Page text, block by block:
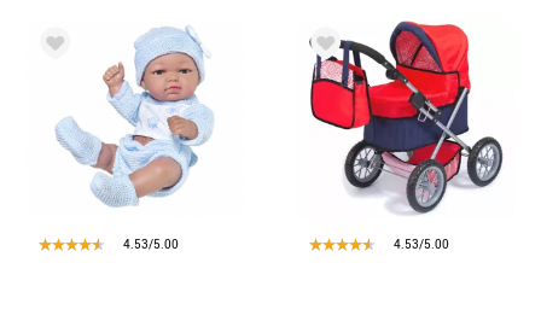
4.53/5.00 4.53/5.00